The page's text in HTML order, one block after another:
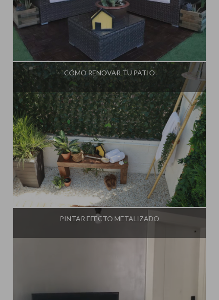
Influencer: Steffido
CÓMO RENOVAR TU PATIO
Influencer:Steffido
PINTAR EFECTO METALIZADO